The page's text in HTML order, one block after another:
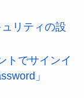
リティの設
トでサインイ
」